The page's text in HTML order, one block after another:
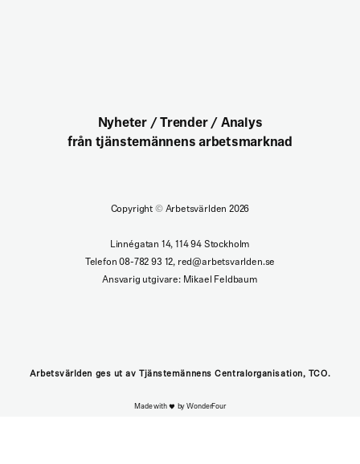
Nyheter / Trender / Analys
från tjänstemännens arbetsmarknad
Copyright ©Arbetsvärlden 2026
Linnégatan 14, 114 94 Stockholm
Telefon 08-782 93 12, red@arbetsvarlden.se
Ansvarig utgivare: Mikael Feldbaum
Arbetsvärlden ges ut av Tjänstemännens Centralorganisation, TCO.
Made with by WonderFour